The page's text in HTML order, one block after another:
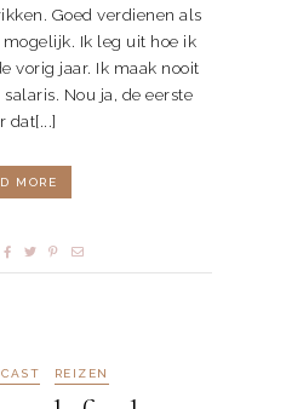
Goed verdienen als
Ik leg uit hoe ik
vorig jaar. Ik maak nooit
Nou ja, de eerste
dat[...]
MORE
REIZEN